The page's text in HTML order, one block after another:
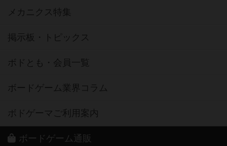
メカニクス特集
掲示板・トピックス
ボドとも・会員一覧
ボードゲーム業界コラム
ボドゲーマご利用案内
ボードゲーム通販